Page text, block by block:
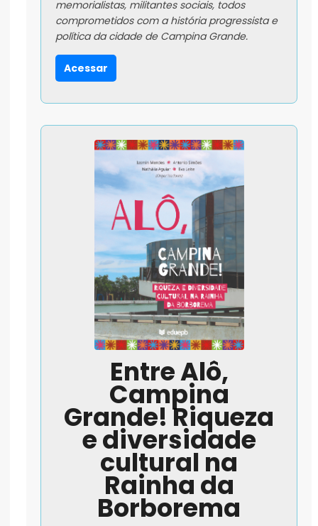
memorialistas, militantes sociais, todos
comprometidos com a história progressista e
política da cidade de Campina Grande.
Acessar
Entre Alô,
Campina
Grande! Riqueza
e diversidade
cultural na
Rainha da
Borborema